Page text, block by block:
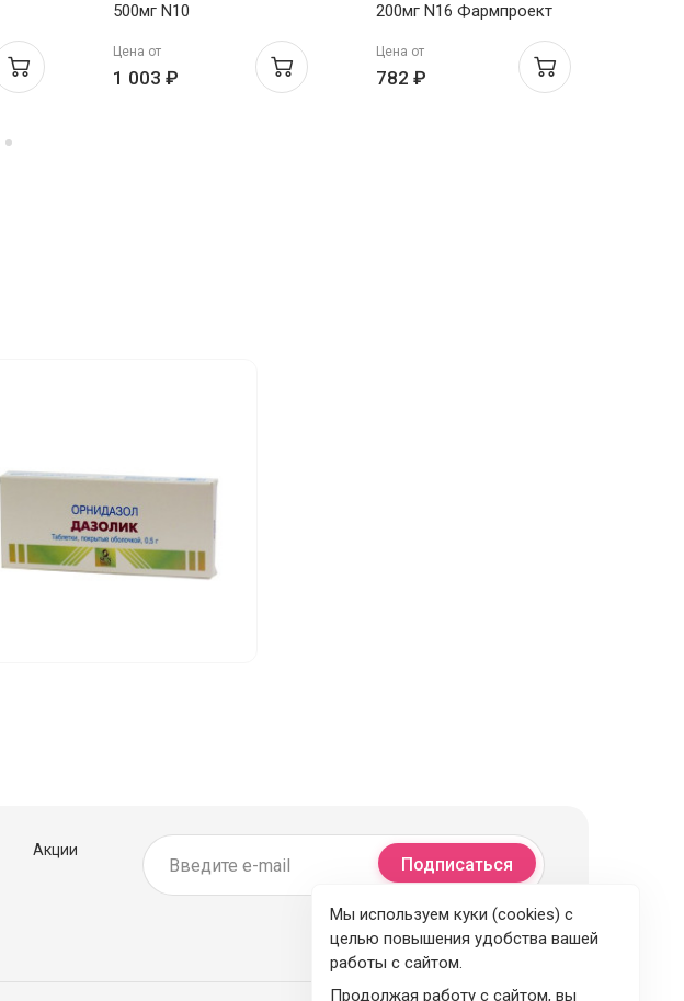
500мг N10
Цена от
1 003 ₽
200мг N16 Фармпроект
Цена от
782 ₽
Акции
Подписаться
Мы используем куки (cookies) с
целью повышения удобства вашей
работы с сайтом.
Продолжая работу с сайтом, вы